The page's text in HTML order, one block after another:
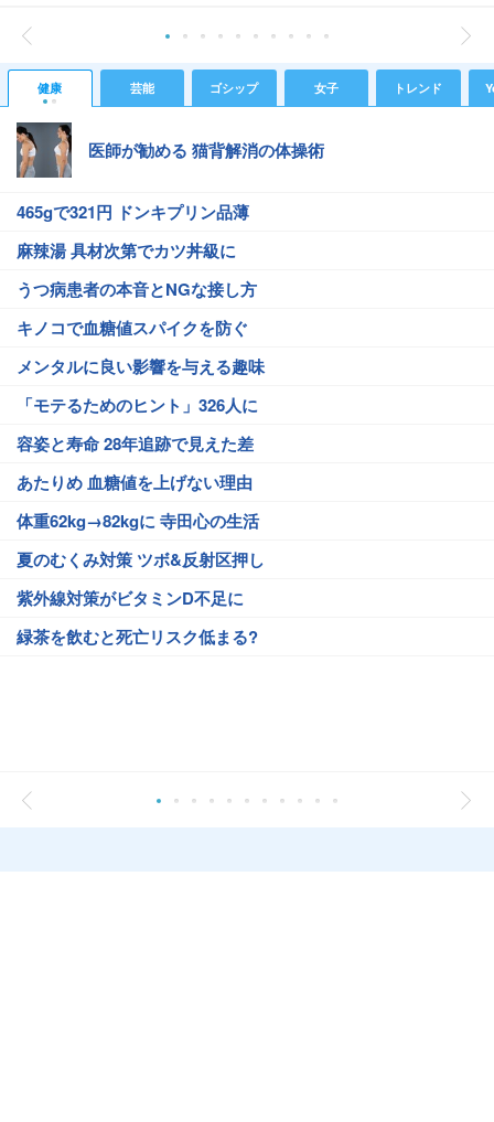
健康 芸能 ゴシップ 女子 トレンド
医師が勧める 猫背解消の体操術
465gで321円 ドンキプリン品薄
麻辣湯 具材次第でカツ丼級に
うつ病患者の本音とNGな接し方
キノコで血糖値スパイクを防ぐ
メンタルに良い影響を与える趣味
「モテるためのヒント」326人に
容姿と寿命 28年追跡で見えた差
あたりめ 血糖値を上げない理由
体重62kg→82kgに 寺田心の生活
夏のむくみ対策 ツボ&反射区押し
紫外線対策がビタミンD不足に
緑茶を飲むと死亡リスク低まる?